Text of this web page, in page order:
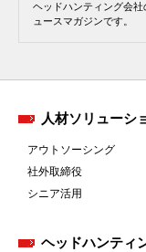
ヘッドハンティング会
ュースマガジンです。
人材ソリューシ
アウトソーシング
社外取締役
シニア活用
ヘッドハンティ